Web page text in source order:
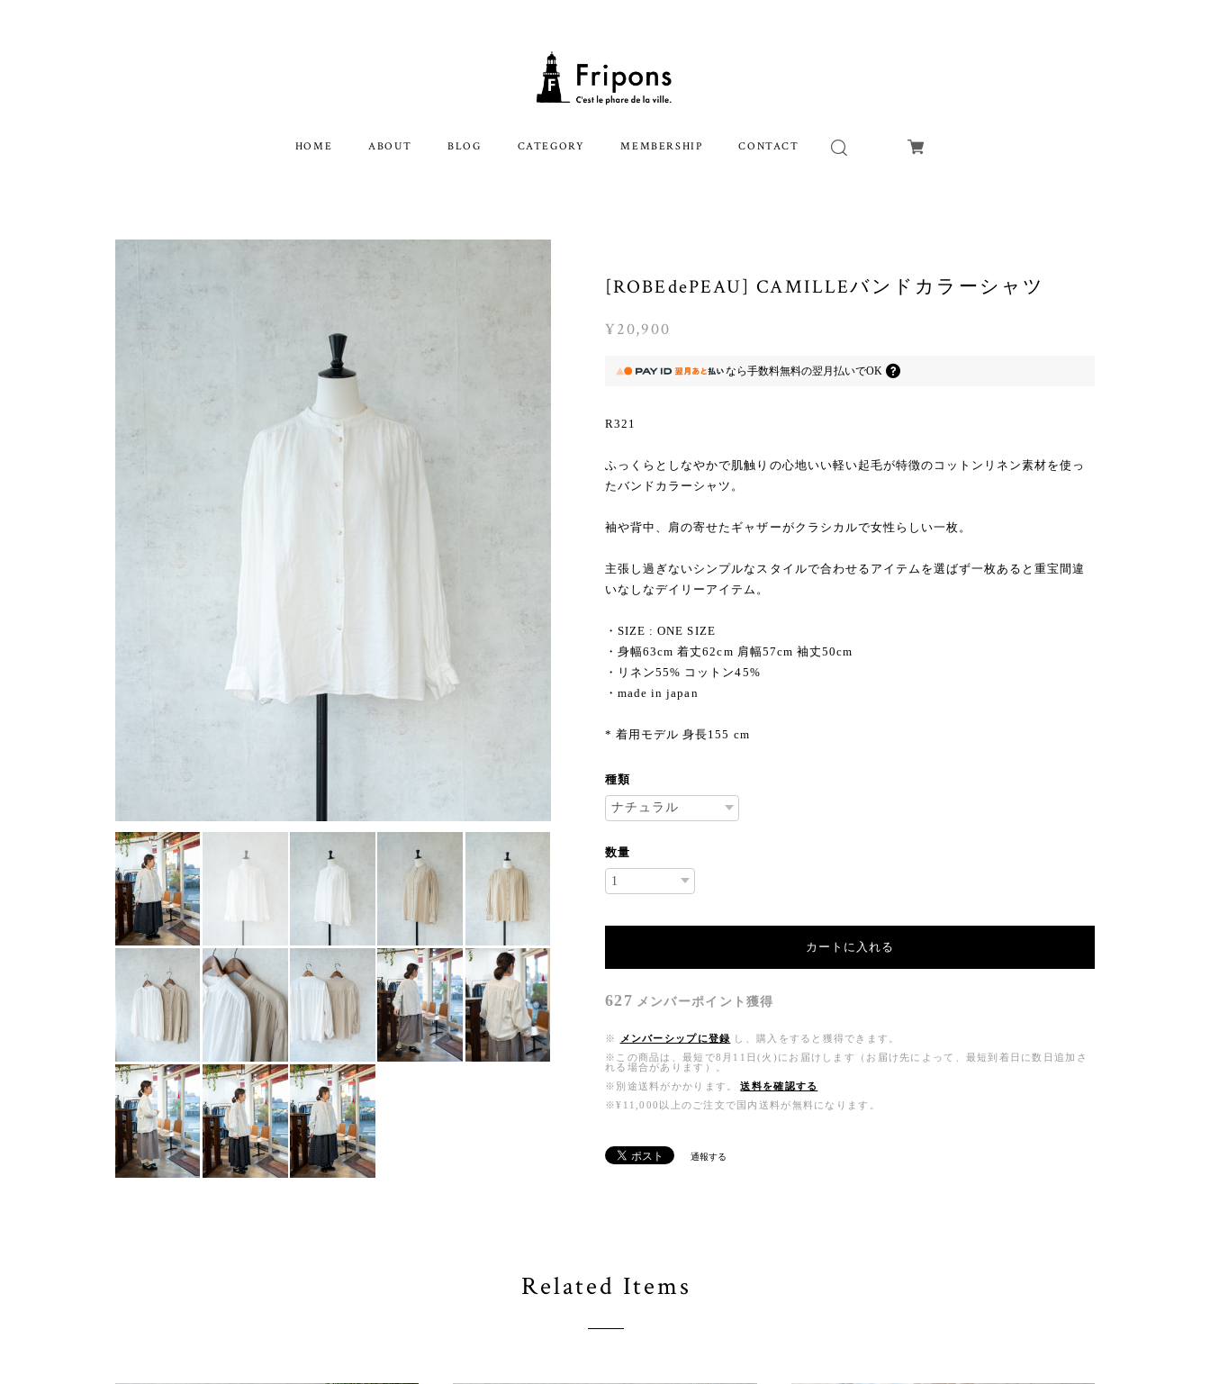
HOME ABOUT BLOG CATEGORY MEMBERSHIP CONTACT
[ROBEdePEAU] CAMILLEバンドカラーシャツ
¥20,900
なら手数料無料の翌月払いでOK
R321
ふっくらとしなやかで肌触りの心地いい軽い起毛が特徴のコットンリネン素材を使っ
たバンドカラーシャツ。
袖や背中、肩の寄せたギャザーがクラシカルで女性らしい一枚。
主張し過ぎないシンプルなスタイルで合わせるアイテムを選ばず一枚あると重宝間違
いなしなデイリーアイテム。
・SIZE : ONE SIZE
・身幅63cm 着丈62cm 肩幅57cm 袖丈50cm
・リネン55% コットン45%
・made in japan
* 着用モデル 身長155 cm
種類
数量
カートに入れる
627 メンバーポイント獲得
※ メンバーシップに登録
し、購入をすると獲得できます。
※この商品は、最短で8月11日(火)にお届けします（お届け先によって、最短到着日に数日追加さ
れる場合があります）。
※別途送料がかかります。
送料を確認する
※¥11,000以上のご注文で国内送料が無料になります。
通報する
Related Items